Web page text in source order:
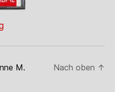
M.
Nach oben ↑